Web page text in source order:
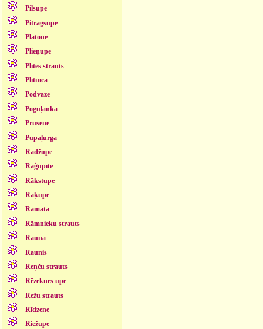
Pilsupe
Pitragsupe
Platone
Plieņupe
Plītes strauts
Plītnīca
Podvāze
Poguļanka
Prūsene
Pupaļurga
Radžupe
Raģupīte
Rākstupe
Raķupe
Ramata
Rāmnieku strauts
Rauna
Raunis
Reņču strauts
Rēzeknes upe
Režu strauts
Rīdzene
Riežupe